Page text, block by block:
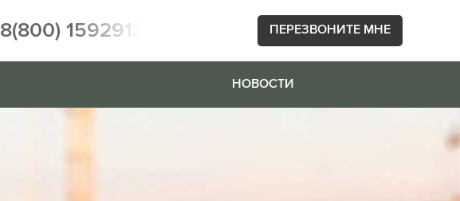
8(800) 1592913 ПЕРЕЗВОНИТЕ МНЕ
НОВОСТИ